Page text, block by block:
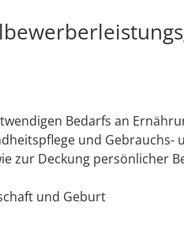
Bedarfs an
und Gebrauchs-
zur Deckung persönlicher
und Geburt